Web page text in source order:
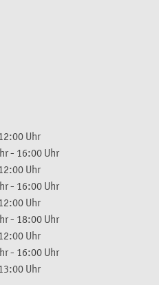
Uhr
- 16:00 Uhr
Uhr
- 16:00 Uhr
Uhr
- 18:00 Uhr
Uhr
- 16:00 Uhr
Uhr